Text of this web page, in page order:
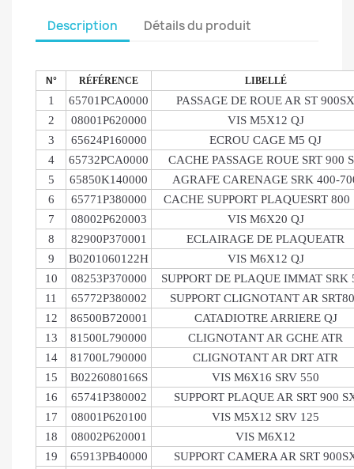
Description Détails du produit
N° RÉFÉRENCE LIBELLÉ
1 65701PCA0000
PASSAGE DE ROUE AR ST 900SX
2
08001P620000
VIS M5X12 QJ
3
65624P160000
ECROU CAGE M5 QJ
4
65732PCA0000
CACHE PASSAGE ROUE SRT 900
5
65850K140000
AGRAFE CARENAGE SRK 400-
6
65771P380000
CACHE SUPPORT PLAQUESRT 800
7
08002P620003
VIS M6X20 QJ
8
82900P370001
ECLAIRAGE DE PLAQUEATR
9
B0201060122H
VIS M6X12 QJ
10
08253P370000
SUPPORT DE PLAQUE IMMAT SRK
11
65772P380002
SUPPORT CLIGNOTANT AR
12
86500B720001
CATADIOTRE ARRIERE QJ
13
81500L790000
CLIGNOTANT AR GCHE ATR
14
81700L790000
CLIGNOTANT AR DRT ATR
15
B0226080166S
VIS M6X16 SRV 550
16
65741P380002
SUPPORT PLAQUE AR SRT 900
17
08001P620100
VIS M5X12 SRV 125
18
08002P620001
VIS M6X12
19
65913PB40000
SUPPORT CAMERA AR SRT